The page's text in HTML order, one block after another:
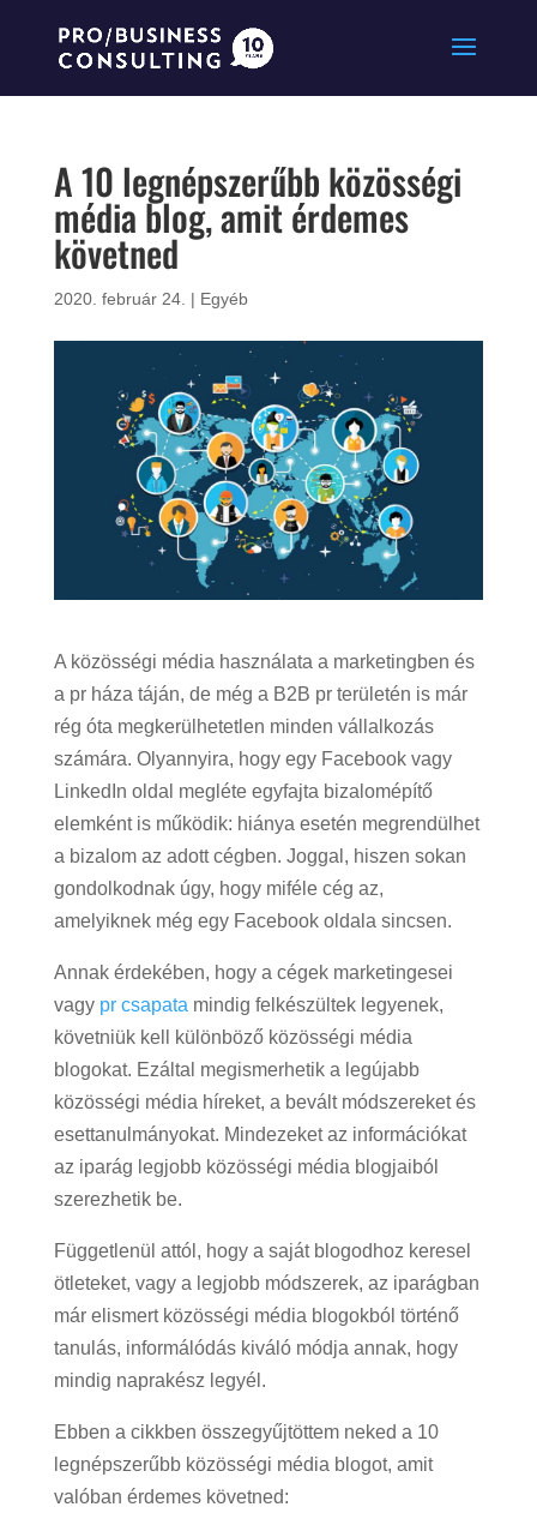
A 10 legnépszerűbb közösségi
média blog, amit érdemes
követned
2020. február 24. | Egyéb
A közösségi média használata a marketingben és
a pr háza táján, de még a B2B pr területén is már
rég óta megkerülhetetlen minden vállalkozás
számára. Olyannyira, hogy egy Facebook vagy
LinkedIn oldal megléte egyfajta bizalomépítő
elemként is működik: hiánya esetén megrendülhet
a bizalom az adott cégben. Joggal, hiszen sokan
gondolkodnak úgy, hogy miféle cég az,
amelyiknek még egy Facebook oldala sincsen.
Annak érdekében, hogy a cégek marketingesei
vagy pr csapata mindig felkészültek legyenek,
követniük kell különböző közösségi média
blogokat. Ezáltal megismerhetik a legújabb
közösségi média híreket, a bevált módszereket és
esettanulmányokat. Mindezeket az információkat
az iparág legjobb közösségi média blogjaiból
szerezhetik be.
Függetlenül attól, hogy a saját blogodhoz keresel
ötleteket, vagy a legjobb módszerek, az iparágban
már elismert közösségi média blogokból történő
tanulás, informálódás kiváló módja annak, hogy
mindig naprakész legyél.
Ebben a cikkben összegyűjtöttem neked a 10
legnépszerűbb közösségi média blogot, amit
valóban érdemes követned: